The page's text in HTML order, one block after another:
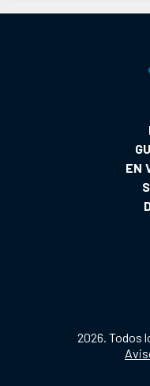
EN
2026. Todos